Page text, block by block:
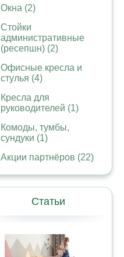
Окна (2)
Стойки
административные
(ресепшн) (2)
Офисные кресла и
стулья (4)
Кресла для
руководителей (1)
Комоды, тумбы,
сундуки (1)
Акции партнёров (22)
Статьи